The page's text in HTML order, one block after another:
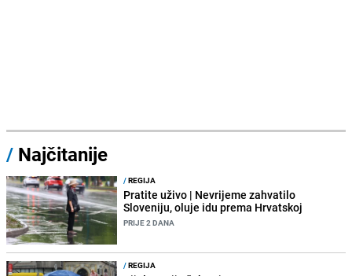
/ Najčitanije
/REGIJA
Pratite uživo | Nevrijeme zahvatilo
Sloveniju, oluje idu prema Hrvatskoj
PRIJE 2 DANA
/REGIJA